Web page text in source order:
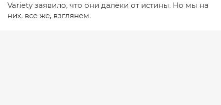
Variety заявило, что они далеки от истины. Но мы на
них, все же, взглянем.